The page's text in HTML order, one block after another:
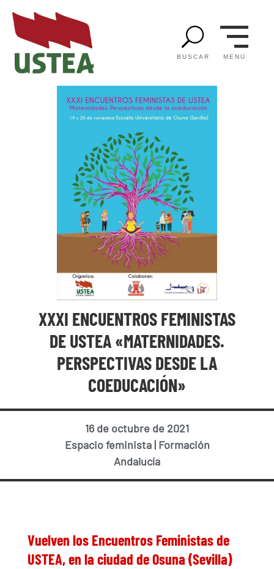
U
BUSCAR MENU
XXXI ENCUENTROS FEMINISTAS
DE USTEA «MATERNIDADES.
PERSPECTIVAS DESDE LA
COEDUCACIÓN»
16 de octubre de 2021
Espacio feminista| Formación
Andalucía
Vuelven los Encuentros Feministas de
USTEA, en la ciudad de Osuna (Sevilla)